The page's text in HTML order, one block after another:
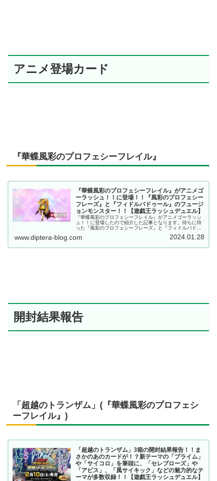
アニメ登場カード
『華蝶風彩のプロフェシーフレイル』
『華蝶風彩のプロフェシーフレイル』がアニメゴ
ーラッシュ！！に登場！！『風彩のプロフェシー
フレーズ』と『フィドルバドゥール』のフュージ
ョンモンスター！！【遊戯王ラッシュデュエル】
『華蝶風彩のプロフェシーフレイル』がアニメゴーラッシ
ュ！！に登場したので紹介した記事となります。待ちに待
った『風彩のプロフェシーフレーズ』と『フィドルバドゥ
ね！！【遊戯王ラッシュデュエル】
www.diptera-blog.com 2024.01.28
開封結果報告
「超越のトランザム」(『華蝶風彩のプロフェシ
ーフレイル』)
「超越のトランザム」3箱の開封結果報告！！ま
さかのあのカードが！？新テーマの「プライム」
や「サイコロ」を筆頭に、「セレブローズ」や
「アビス」、「風サイキック」などの魅力的なテ
ーマが多数収録！！【遊戯王ラッシュデュエル】